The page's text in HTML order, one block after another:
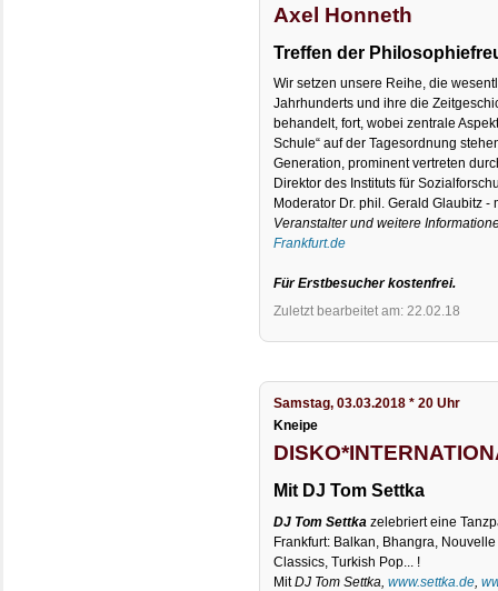
Axel Honneth
Treffen der
Wir setzen unsere Reihe, die
Jahrhunderts und ihre die
behandelt, fort, wobei zentrale
Schule“ auf der Tagesordnung
Generation, prominent vertreten
Direktor des Instituts für
Moderator Dr. phil. Gerald Glaubitz -
Veranstalter und weitere
Frankfurt.de
Für Erstbesucher kostenfrei.
Zuletzt bearbeitet am: 22.02.18
Samstag, 03.03.2018 * 20 Uhr
Kneipe
Mit DJ Tom Settka
DJ Tom Settkazelebriert eine
Frankfurt: Balkan, Bhangra,
Classics, Turkish Pop... !
MitDJ Tom Settka,www.settka.de,